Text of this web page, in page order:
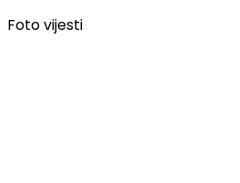
Foto vijesti